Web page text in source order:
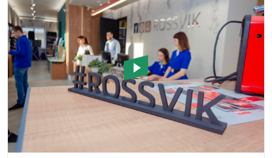
Записаться на видеоконсультацию